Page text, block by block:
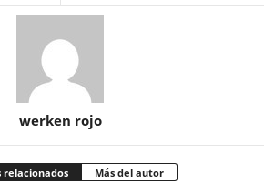
werken rojo
relacionados Más del autor